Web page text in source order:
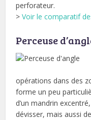
perforateur.
>Voir le comparatif
Perceuse
opérations dans des
forme un peu
d’un mandrin
dévisser, mais aussi